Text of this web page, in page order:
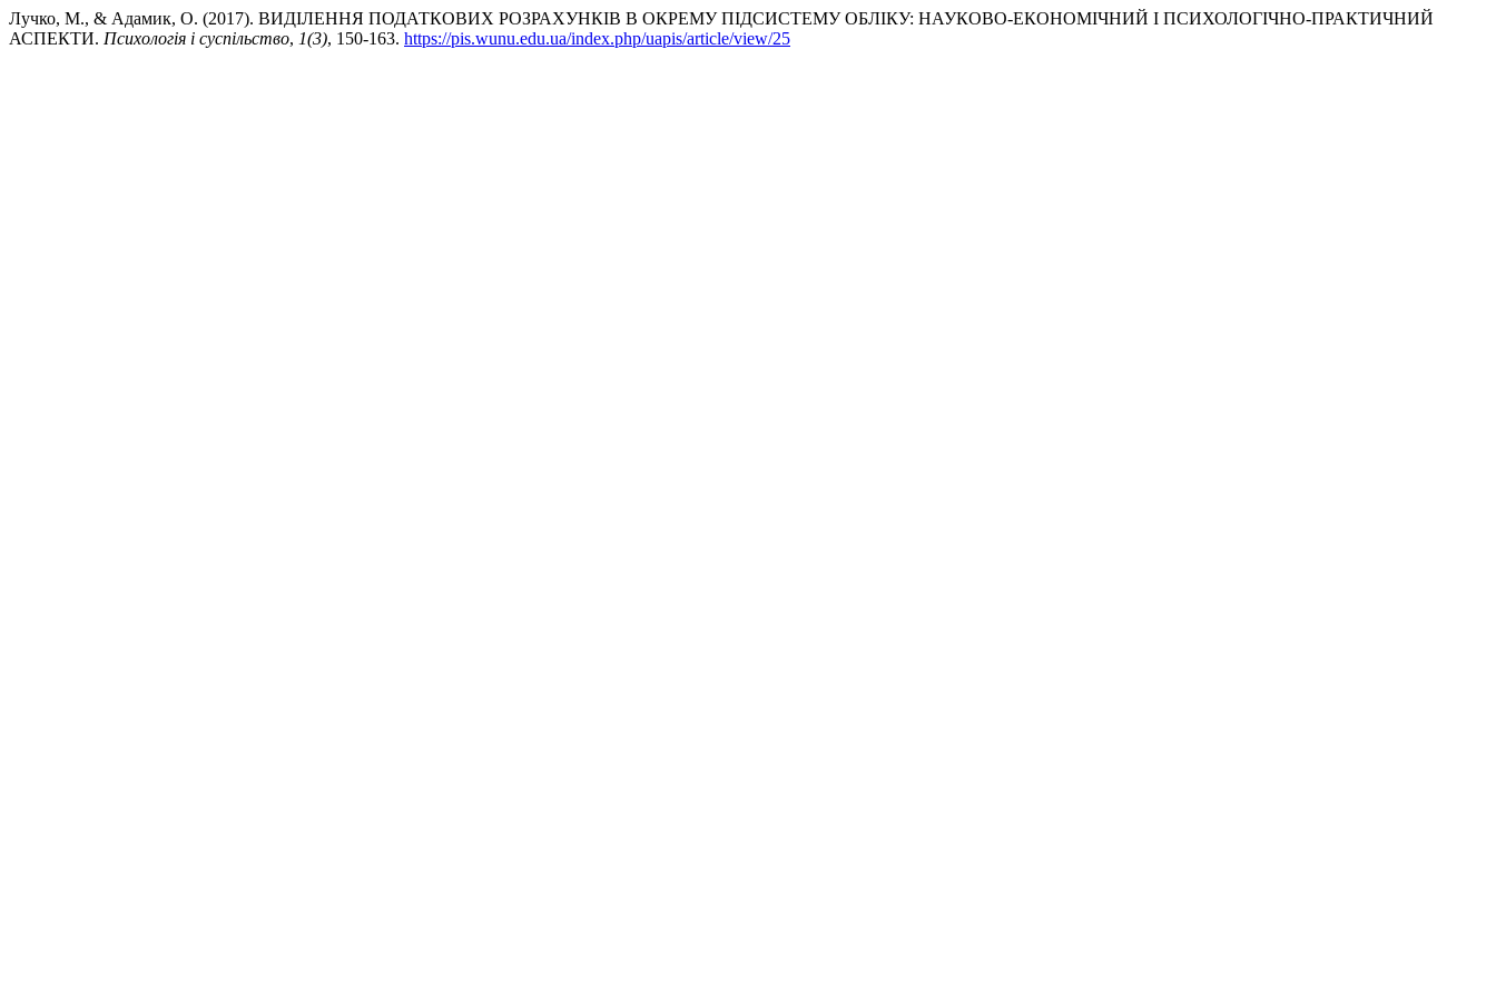
Лучко, М., & Адамик, О. (2017). ВИДІЛЕННЯ ПОДАТКОВИХ РОЗРАХУНКІВ В ОКРЕМУ ПІДСИСТЕМУ ОБЛІКУ: НАУКОВО-ЕКОНОМІЧНИЙ І ПСИХОЛОГІЧНО-ПРАКТИЧНИЙ
АСПЕКТИ. Психологія і суспільство, 1(3), 150-163. https://pis.wunu.edu.ua/index.php/uapis/article/view/25